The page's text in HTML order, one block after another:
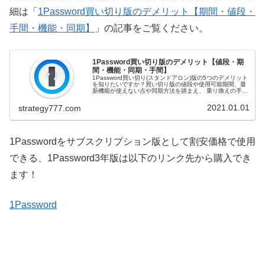
細は「 1Password買い切り版のデメリット【期間・値段・
手間・機能・同期】
」の記事をご覧ください。
1Password買い切り版のデメリット【値段・期
間・機能・同期・手間】
1Password買い切り(スタンドアロン)版の5つのデメリット
を知りたいですか？買い切り版の値段や使用可能期間、最
新機能が使えない点や同期方法を踏まえ、 乗り換えの手間
strategy777.com 2021.01.01
1Passwordをサブスクリプション版として割安価格で使用
できる、1Password3年版は以下のリンク先から購入でき
ます！
1Password